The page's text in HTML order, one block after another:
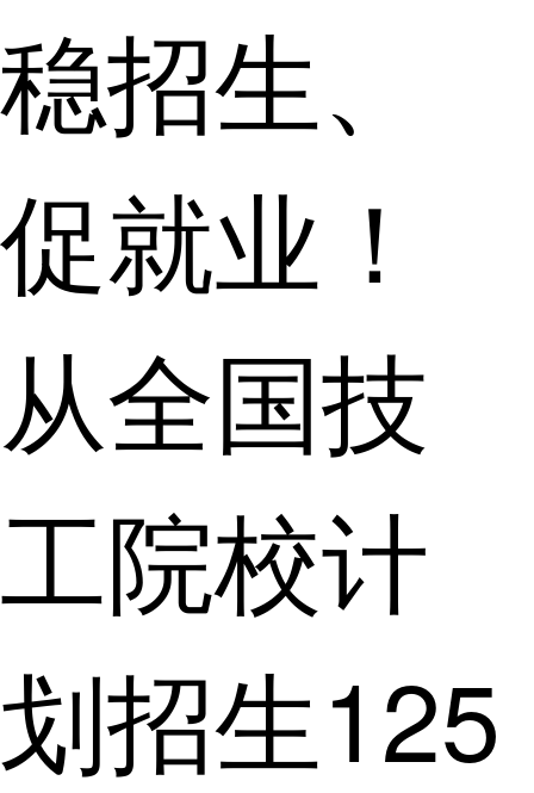
稳招生、
促就业！
从全国技
工院校计
划招生125